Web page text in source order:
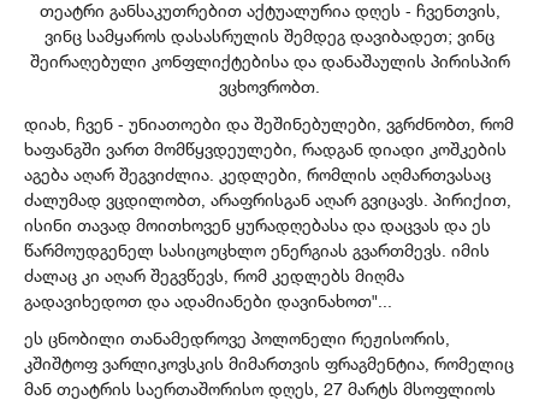
თეატრი განსაკუთრებით აქტუალურია დღეს - ჩვენთვის,
ვინც სამყაროს დასასრულის შემდეგ დავიბადეთ; ვინც
შეირაღებული კონფლიქტებისა და დანაშაულის პირისპირ
ვცხოვრობთ.
დიახ, ჩვენ - უნიათოები და შეშინებულები, ვგრძნობთ, რომ
ხაფანგში ვართ მომწყვდეულები, რადგან დიადი კოშკების
აგება აღარ შეგვიძლია. კედლები, რომლის აღმართვასაც
ძალუმად ვცდილობთ, არაფრისგან აღარ გვიცავს. პირიქით,
ისინი თავად მოითხოვენ ყურადღებასა და დაცვას და ეს
წარმოუდგენელ სასიცოცხლო ენერგიას გვართმევს. იმის
ძალაც კი აღარ შეგვწევს, რომ კედლებს მიღმა
გადავიხედოთ და ადამიანები დავინახოთ"...
ეს ცნობილი თანამედროვე პოლონელი რეჟისორის,
კშიშტოფ ვარლიკოვსკის მიმართვის ფრაგმენტია, რომელიც
მან თეატრის საერთაშორისო დღეს, 27 მარტს მსოფლიოს